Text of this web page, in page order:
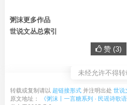
粥沫更多作品
世说文丛总索引
赞 (3)
未经允许不得转
转载或复制请以 超链接形式 并注明出处 世说
原文地址：
《粥沫丨一言糖系列 · 民谣诗歌